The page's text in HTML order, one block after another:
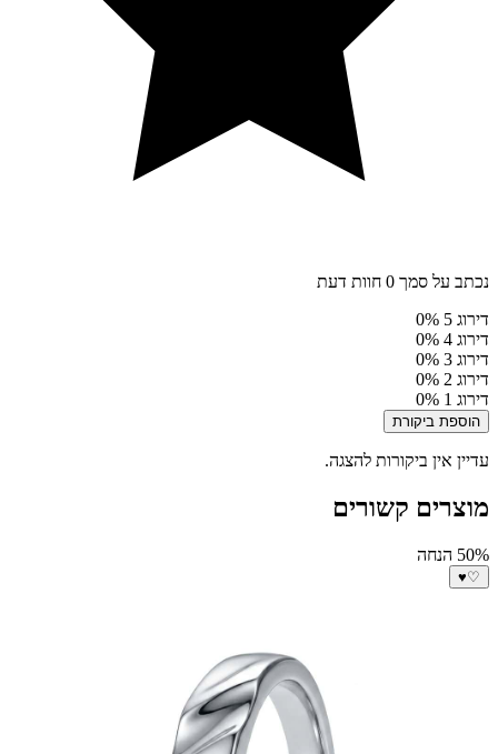
נכתב על סמך 0 חוות דעת
דירוג 5
0%
דירוג 4
0%
דירוג 3
0%
דירוג 2
0%
דירוג 1
0%
הוספת ביקורת
עדיין אין ביקורות להצגה.
מוצרים קשורים
50% הנחה
♡
♥